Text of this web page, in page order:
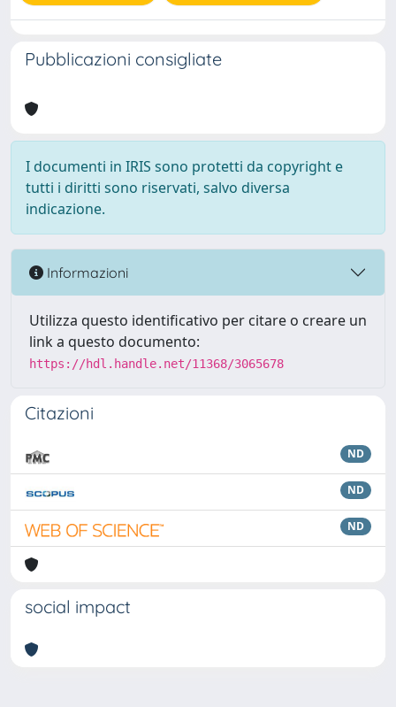
Pubblicazioni consigliate
I documenti in IRIS sono protetti da copyright e
tutti i diritti sono riservati, salvo diversa
indicazione.
Informazioni
Utilizza questo identificativo per citare o creare un
link a questo documento:
https://hdl.handle.net/11368/3065678
Citazioni
ND
ND
ND
social impact